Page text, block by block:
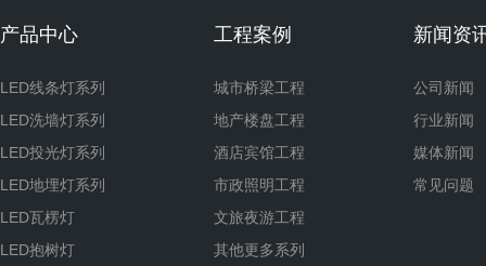
产品中心
LED线条灯系列
LED洗墙灯系列
LED投光灯系列
LED地埋灯系列
LED瓦楞灯
LED抱树灯
工程案例
城市桥梁工程
地产楼盘工程
酒店宾馆工程
市政照明工程
文旅夜游工程
其他更多系列
新闻资
公司新闻
行业新闻
媒体新闻
常见问题